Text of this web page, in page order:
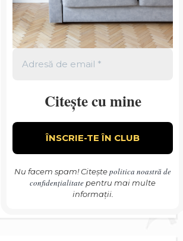
Citește cu mine
Nu facem spam! Citeștepolitica noastră de
confidențialitate pentru mai multe
informații.